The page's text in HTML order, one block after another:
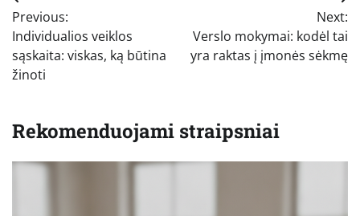
tarp
įrašų
Previous:
Individualios veiklos
sąskaita: viskas, ką būtina
žinoti
Next:
Verslo mokymai: kodėl tai
yra raktas į įmonės sėkmę
Rekomenduojami straipsniai